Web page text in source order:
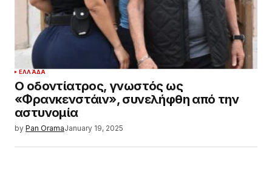
ΕΛΛΆΔΑ
Ο οδοντίατρος, γνωστός ως
«Φρανκενστάιν», συνελήφθη από την
αστυνομία
by Pan OramaJanuary 19, 2025